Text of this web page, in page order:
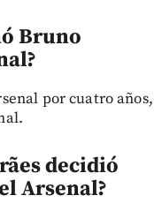
Bruno
por cuatro años,
decidió
Arsenal?